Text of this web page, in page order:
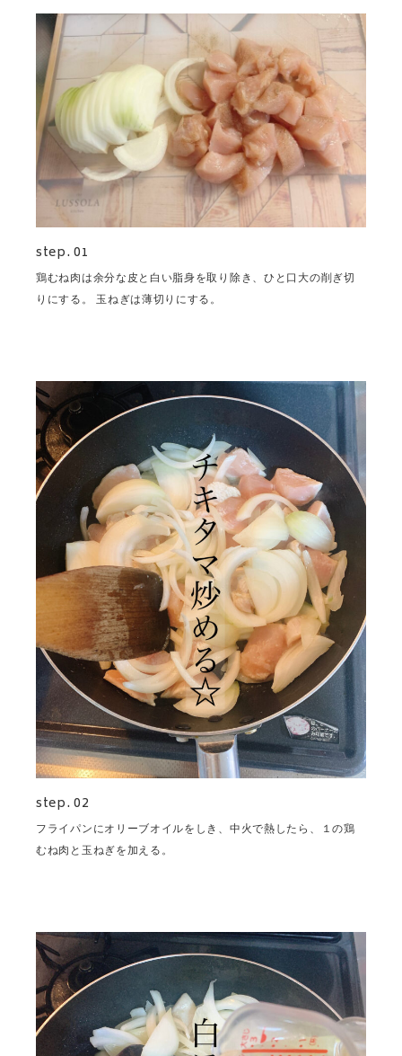
step. 01
鶏むね肉は余分な皮と白い脂身を取り除き、ひと口大の削ぎ切
りにする。 玉ねぎは薄切りにする。
step. 02
フライパンにオリーブオイルをしき、中火で熱したら、１の鶏
むね肉と玉ねぎを加える。